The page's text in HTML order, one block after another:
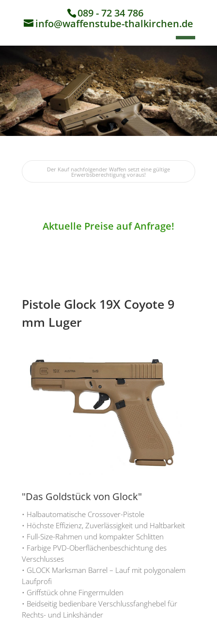
089 - 72 34 786
info@waffenstube-thalkirchen.de
Der Kauf nachfolgender Waffen setzt eine gültige
Erwerbsberechtigung voraus!
Aktuelle Preise auf Anfrage!
Pistole Glock 19X Coyote 9
mm Luger
"Das Goldstück von Glock"
• Halbautomatische Crossover-Pistole
• Höchste Effizienz, Zuverlässigkeit und Haltbarkeit
• Full-Size-Rahmen und kompakter Schlitten
• Farbige PVD-Oberflächenbeschichtung des
Verschlusses
• GLOCK Marksman Barrel – Lauf mit polygonalem
Laufprofi
• Griffstück ohne Fingermulden
• Beidseitig bedienbare Verschlussfanghebel für
Rechts- und Linkshänder